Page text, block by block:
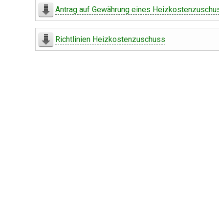
Antrag auf Gewährung eines
Richtlinien Heizkostenzuschuss